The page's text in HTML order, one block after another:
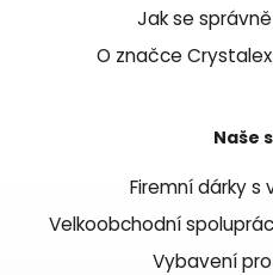
Jak se
O značce
Naše
Firemní dárky
Velkoobchodní
Vybavení